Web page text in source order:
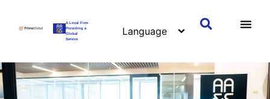
A Local Firm
Providing a
Global
Service